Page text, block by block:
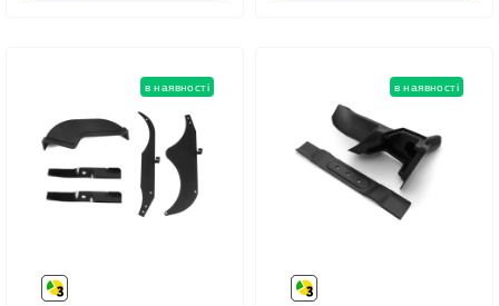
в наявності в наявності